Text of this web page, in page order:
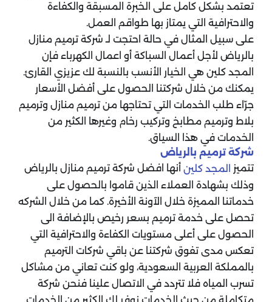
تعتمد بشكل كامل على الخبرة المسبقة والكفاءة
والاحترافية التي يمتاز بها طواقم العمل.
على سبيل المثال في حالة احتجت لـ شركة ترميم منازل
بالرياض لأجل أعمال السباكة أو اعمال الكهرباء فإن
المجد كلين هي الخيار الأنسب بالنسبة لك عزيزي القارئ.
يمكنك من خلال شركتنا الحصول على أفضل الأسعار
جرّاء طلب الخدمات التي تحتاجها من ترميم منازل وترميم
بلاط وترميم مطابخ وتركيب رخام وغيرها الكثير من
الخدمات في هذا السياق.
شركة ترميم بالرياض
تتميز
المجد كلين أنها افضل شركة ترميم منازل بالرياض
وذلك بشهادة العملاء الذين قاموا بالحصول على
خدماتنا المميزة خلال الآونة الأخيرة. كما من خلال الشركه
تحصل على خدمة ترميم بسعر رخيص بالإضافة الى
الحصول على أعلى مستويات الكفاءة والاحترافية التي
تعكس مدى تفوق شركتنا عن باقي شركات الترميم
بالمملكة العربية السعودية، ولو كنت تعاني من مشاكل
تسرب المياه فلا تتردد في الاتصال علينا فنحن شركة